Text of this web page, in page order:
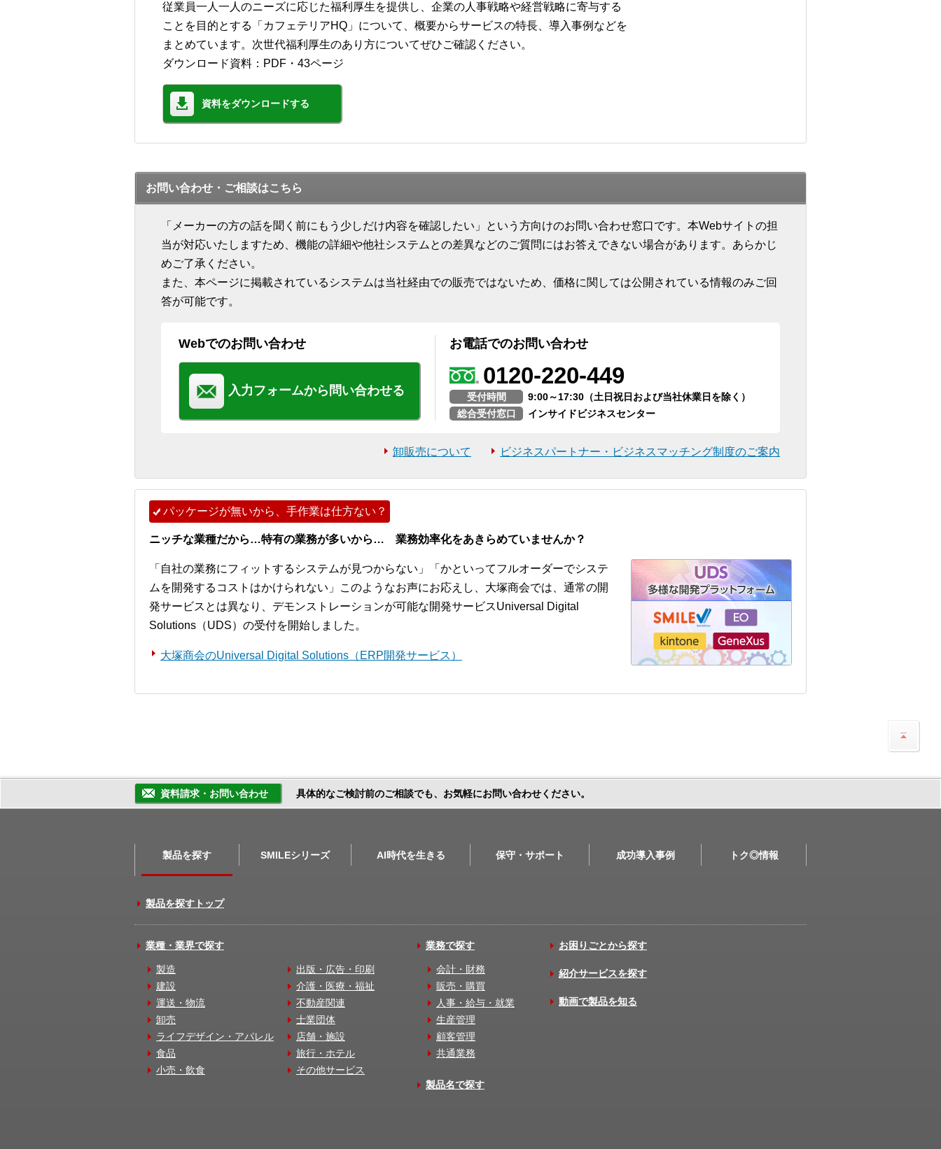
従業員一人一人のニーズに応じた福利厚生を提供し、企業の人事戦略や経営戦略に寄与する
ことを目的とする「カフェテリアHQ」について、概要からサービスの特長、導入事例などを
まとめています。次世代福利厚生のあり方についてぜひご確認ください。
ダウンロード資料：PDF・43ページ
資料をダウンロードする
お問い合わせ・ご相談はこちら
「メーカーの方の話を聞く前にもう少しだけ内容を確認したい」という方向けのお問い合わせ窓口です。本Webサイトの担
当が対応いたしますため、機能の詳細や他社システムとの差異などのご質問にはお答えできない場合があります。あらかじ
めご了承ください。
また、本ページに掲載されているシステムは当社経由での販売ではないため、価格に関しては公開されている情報のみご回
答が可能です。
Webでのお問い合わせ
入力フォームから問い合わせる
お電話でのお問い合わせ
0120-220-449
受付時間
9:00～17:30（土日祝日および当社休業日を除く）
総合受付窓口
インサイドビジネスセンター
卸販売について ビジネスパートナー・ビジネスマッチング制度のご案内
パッケージが無いから、手作業は仕方ない？
ニッチな業種だから…特有の業務が多いから… 業務効率化をあきらめていませんか？
「自社の業務にフィットするシステムが見つからない」「かといってフルオーダーでシステ
ムを開発するコストはかけられない」このようなお声にお応えし、大塚商会では、通常の開
発サービスとは異なり、デモンストレーションが可能な開発サービスUniversal Digital
Solutions（UDS）の受付を開始しました。
大塚商会のUniversal Digital Solutions（ERP開発サービス）
資料請求・お問い合わせ 具体的なご検討前のご相談でも、お気軽にお問い合わせください。
製品を探す SMILEシリーズ AI時代を生きる 保守・サポート 成功導入事例 トク◎情報
製品を探すトップ
業種・業界で探す
製造
建設
運送・物流
卸売
ライフデザイン・アパレル
食品
小売・飲食
出版・広告・印刷
介護・医療・福祉
不動産関連
士業団体
店舗・施設
旅行・ホテル
その他サービス
業務で探す
会計・財務
販売・購買
人事・給与・就業
生産管理
顧客管理
共通業務
製品名で探す
お困りごとから探す
紹介サービスを探す
動画で製品を知る